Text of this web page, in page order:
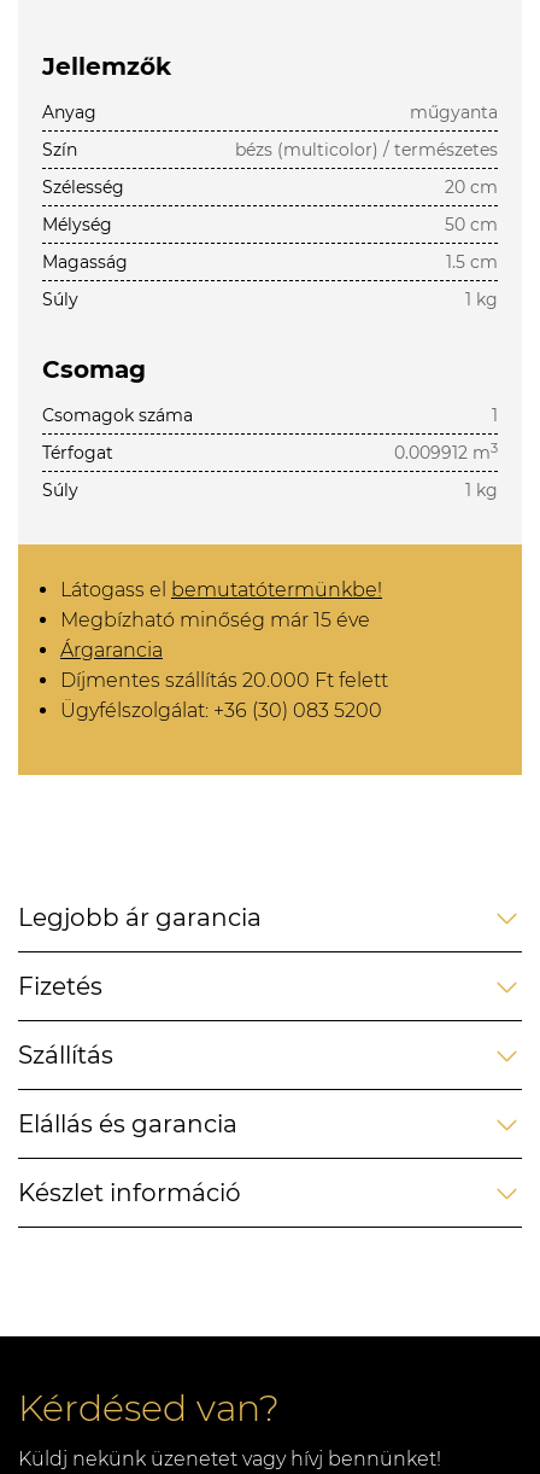
Jellemzők
Anyag
műgyanta
Szín
bézs (multicolor) / természetes
Szélesség
20 cm
Mélység
50 cm
Magasság
1.5 cm
Súly
1 kg
Csomag
Csomagok száma
1
Térfogat
0.009912 m3
Súly 1 kg
Látogass el bemutatótermünkbe!
Megbízható minőség már 15 éve
Árgarancia
Díjmentes szállítás 20.000 Ft felett
Ügyfélszolgálat: +36 (30) 083 5200
Legjobb ár garancia
Fizetés
Szállítás
Elállás és garancia
Készlet információ
Kérdésed van?
Küldj nekünk üzenetet vagy hívj bennünket!